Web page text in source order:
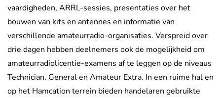
vaardigheden, ARRL-sessies, presentaties over het
bouwen van kits en antennes en informatie van
verschillende amateurradio-organisaties. Verspreid over
drie dagen hebben deelnemers ook de mogelijkheid om
amateurradiolicentie-examens af te leggen op de niveaus
Technician, General en Amateur Extra. In een ruime hal en
op het Hamcation terrein bieden handelaren gebruikte